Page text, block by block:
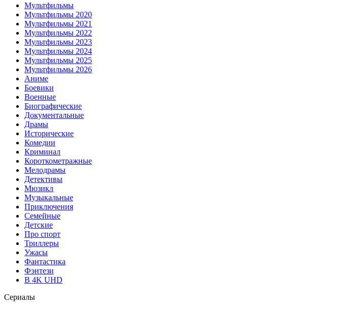
Мультфильмы
Мультфильмы 2020
Мультфильмы 2021
Мультфильмы 2022
Мультфильмы 2023
Мультфильмы 2024
Мультфильмы 2025
Мультфильмы 2026
Аниме
Боевики
Военные
Биографические
Документальные
Драмы
Исторические
Комедии
Криминал
Короткометражные
Мелодрамы
Детективы
Мюзикл
Музыкальные
Приключения
Семейные
Детские
Про спорт
Триллеры
Ужасы
Фантастика
Фэнтези
В 4K UHD
Сериалы